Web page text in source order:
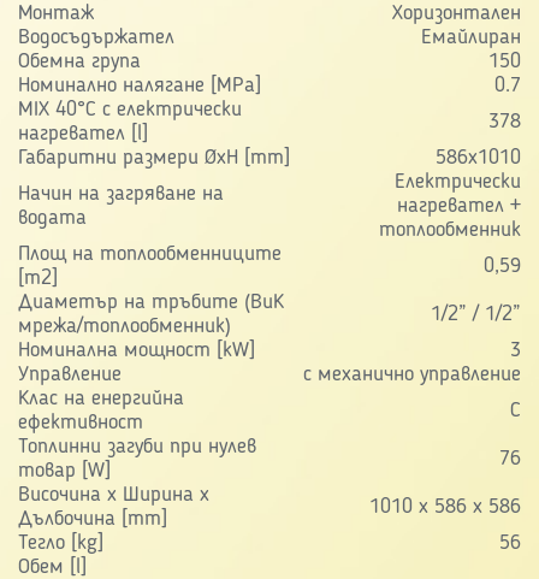
Монтаж
Хоризонтален
Водосъдържател
Eмайлиран
Обемна група
150
Номинално налягане [MPa]
0.7
MIX 40°C с електрически
нагревател [l]
378
Габаритни размери ØxH [mm]
586х1010
Начин на загряване на
водата
Електрически
нагревател +
топлообменник
Площ на топлообменниците
[m2]
0,59
Диаметър на тръбите (ВиК
мрежа/топлообменник)
1/2” / 1/2”
Номинална мощност [kW]
3
Управление
с механично управление
Клас на енергийна
ефективност
C
Топлинни загуби при нулев
товар [W]
76
Височина x Ширина х
Дълбочина [mm]
1010 x 586 x 586
Тегло [kg]
56
Обем [l]